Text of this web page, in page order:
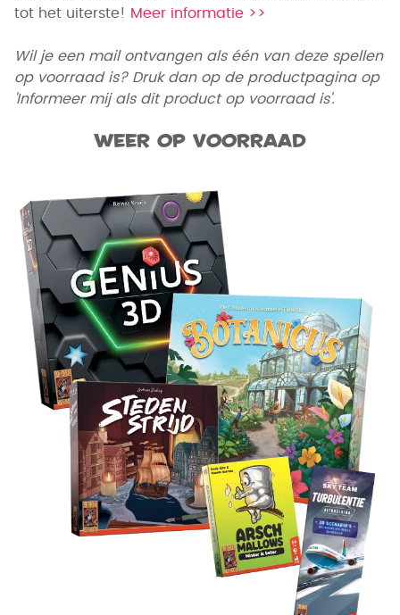
tot het uiterste!
Meer informatie >>
Wil je een mail ontvangen als één van deze spellen
op voorraad is? Druk dan op de productpagina op
'Informeer mij als dit product op voorraad is'.
Weer op voorraad